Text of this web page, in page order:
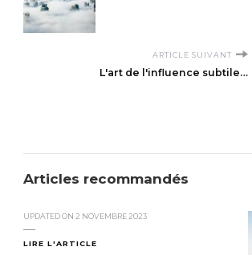
ARTICLE SUIVANT
L'art de l'influence subtile…
Articles recommandés
UPDATED ON 2 NOVEMBRE 2023
LIRE L'ARTICLE